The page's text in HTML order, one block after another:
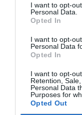
I want to opt-
Personal Data.
Opted In
I want to opt-
Personal Data
Opted In
I want to opt-
Retention,
Personal Data
Purposes for
Opted Out
renovables